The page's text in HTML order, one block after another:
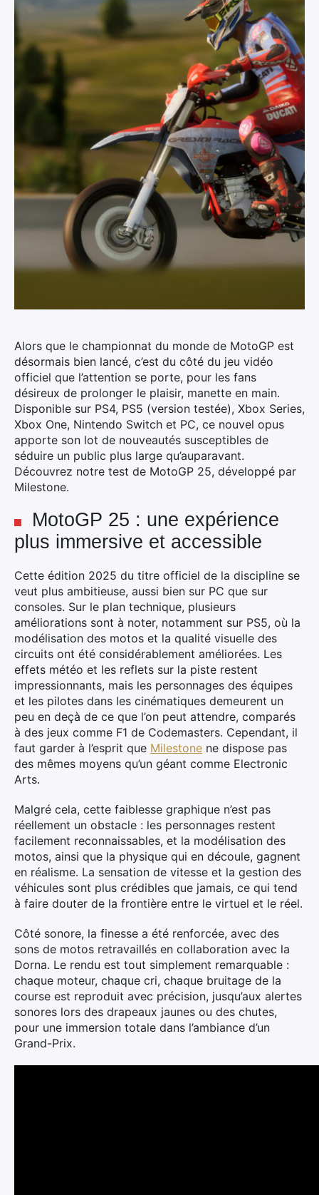
Alors que le championnat du monde de MotoGP est
désormais bien lancé, c’est du côté du jeu vidéo
officiel que l’attention se porte, pour les fans
désireux de prolonger le plaisir, manette en main.
Disponible sur PS4, PS5 (version testée), Xbox Series,
Xbox One, Nintendo Switch et PC, ce nouvel opus
apporte son lot de nouveautés susceptibles de
séduire un public plus large qu’auparavant.
Découvrez notre test de MotoGP 25, développé par
Milestone.
MotoGP 25 : une expérience
plus immersive et accessible
Cette édition 2025 du titre officiel de la discipline se
veut plus ambitieuse, aussi bien sur PC que sur
consoles. Sur le plan technique, plusieurs
améliorations sont à noter, notamment sur PS5, où la
modélisation des motos et la qualité visuelle des
circuits ont été considérablement améliorées. Les
effets météo et les reflets sur la piste restent
impressionnants, mais les personnages des équipes
et les pilotes dans les cinématiques demeurent un
peu en deçà de ce que l’on peut attendre, comparés
à des jeux comme F1 de Codemasters. Cependant, il
faut garder à l’esprit que Milestone ne dispose pas
des mêmes moyens qu’un géant comme Electronic
Arts.
Malgré cela, cette faiblesse graphique n’est pas
réellement un obstacle : les personnages restent
facilement reconnaissables, et la modélisation des
motos, ainsi que la physique qui en découle, gagnent
en réalisme. La sensation de vitesse et la gestion des
véhicules sont plus crédibles que jamais, ce qui tend
à faire douter de la frontière entre le virtuel et le réel.
Côté sonore, la finesse a été renforcée, avec des
sons de motos retravaillés en collaboration avec la
Dorna. Le rendu est tout simplement remarquable :
chaque moteur, chaque cri, chaque bruitage de la
course est reproduit avec précision, jusqu’aux alertes
sonores lors des drapeaux jaunes ou des chutes,
pour une immersion totale dans l’ambiance d’un
Grand-Prix.